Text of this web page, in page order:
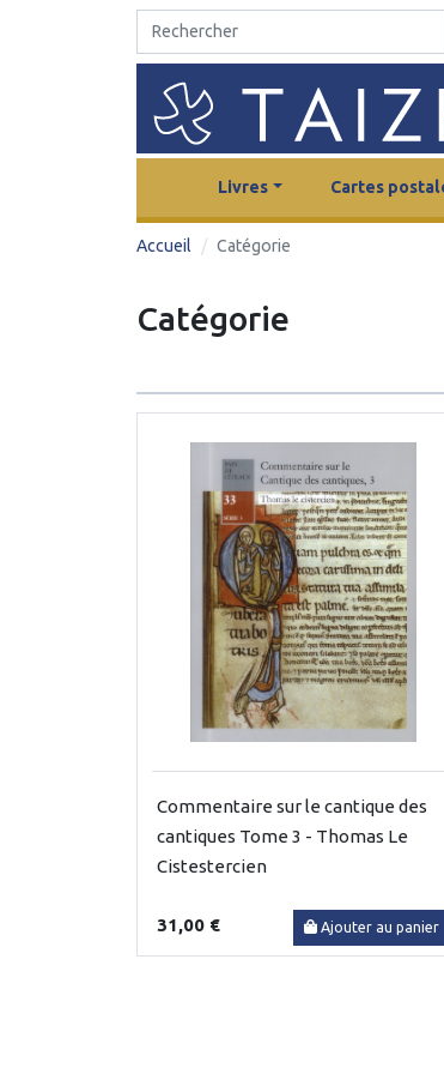
Livres Cartes
Accueil Catégorie
Catégorie
Commentaire sur le cantique des
cantiques Tome 3 - Thomas Le
Cistestercien
31,00 € Ajouter au panier